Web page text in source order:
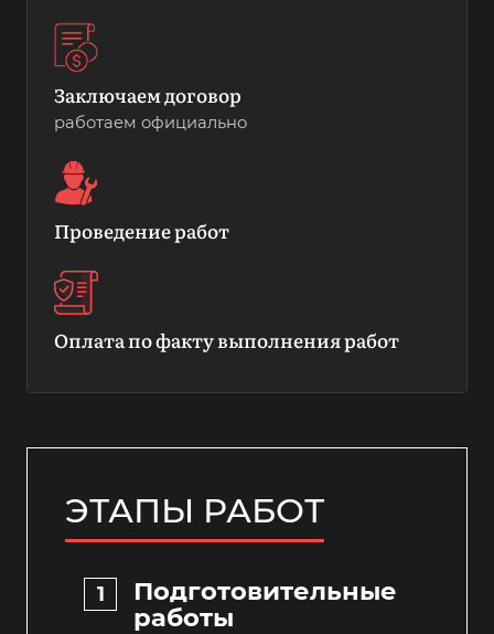
Заключаем договор
работаем официально
Проведение работ
Оплата по факту выполнения работ
ЭТАПЫ РАБОТ
Подготовительные
работы